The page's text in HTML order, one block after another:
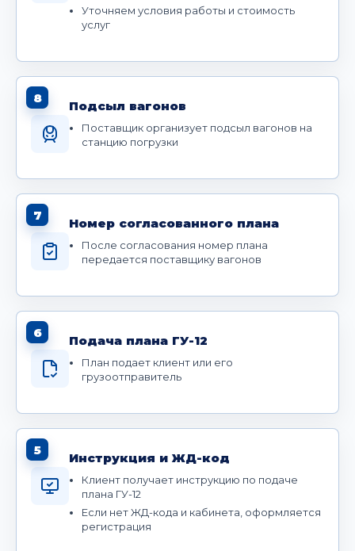
Уточняем условия работы и стоимость
услуг
8
Подсыл вагонов
Поставщик организует подсыл вагонов на
станцию погрузки
7
Номер согласованного плана
После согласования номер плана
передается поставщику вагонов
6
Подача плана ГУ-12
План подает клиент или его
грузоотправитель
5
Инструкция и ЖД-код
Клиент получает инструкцию по подаче
плана ГУ-12
Если нет ЖД-кода и кабинета, оформляется
регистрация